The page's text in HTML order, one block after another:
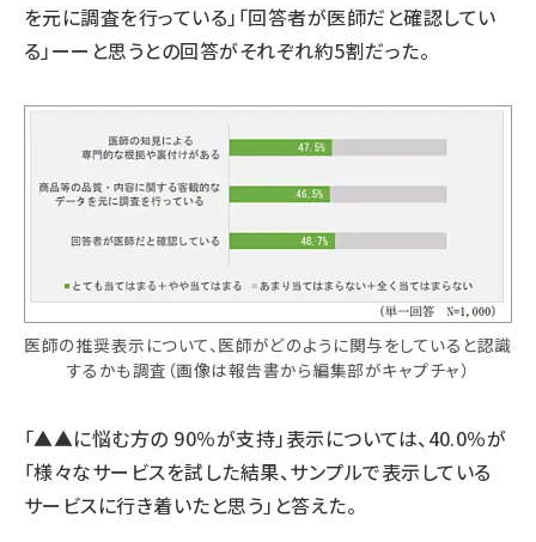
を元に調査を行っている」「回答者が医師だと確認してい
る」ーーと思うとの回答がそれぞれ約5割だった。
医師の推奨表示について、医師がどのように関与をしていると認識
するかも調査（画像は報告書から編集部がキャプチャ）
「▲▲に悩む方の 90％が支持」表示については、40.0％が
「様々なサービスを試した結果、サンプルで表示している
サービスに行き着いたと思う」と答えた。